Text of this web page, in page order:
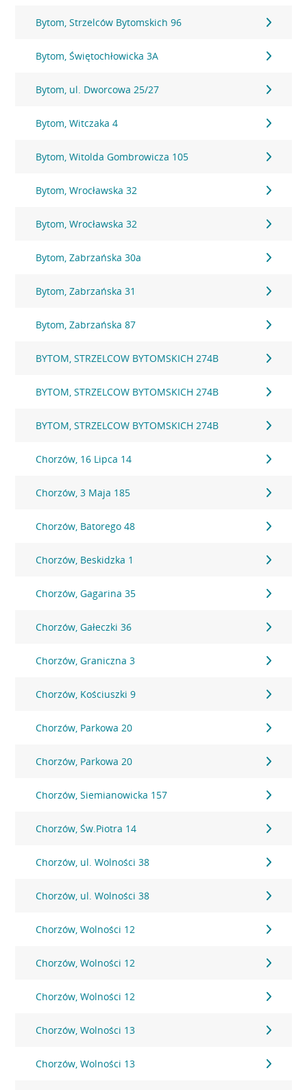
Bytom, Strzelców Bytomskich 96
Bytom, Świętochłowicka 3A
Bytom, ul. Dworcowa 25/27
Bytom, Witczaka 4
Bytom, Witolda Gombrowicza 105
Bytom, Wrocławska 32
Bytom, Wrocławska 32
Bytom, Zabrzańska 30a
Bytom, Zabrzańska 31
Bytom, Zabrzańska 87
BYTOM, STRZELCOW BYTOMSKICH 274B
BYTOM, STRZELCOW BYTOMSKICH 274B
BYTOM, STRZELCOW BYTOMSKICH 274B
Chorzów, 16 Lipca 14
Chorzów, 3 Maja 185
Chorzów, Batorego 48
Chorzów, Beskidzka 1
Chorzów, Gagarina 35
Chorzów, Gałeczki 36
Chorzów, Graniczna 3
Chorzów, Kościuszki 9
Chorzów, Parkowa 20
Chorzów, Parkowa 20
Chorzów, Siemianowicka 157
Chorzów, Św.Piotra 14
Chorzów, ul. Wolności 38
Chorzów, ul. Wolności 38
Chorzów, Wolności 12
Chorzów, Wolności 12
Chorzów, Wolności 12
Chorzów, Wolności 13
Chorzów, Wolności 13